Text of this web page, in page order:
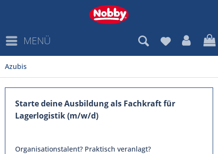
MENÜ
Azubis
Starte deine Ausbildung als Fachkraft für
Lagerlogistik (m/w/d)
Organisationstalent? Praktisch veranlagt?